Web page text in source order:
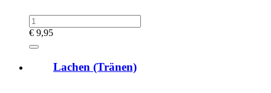
€ 9,95
Lachen (Tränen)